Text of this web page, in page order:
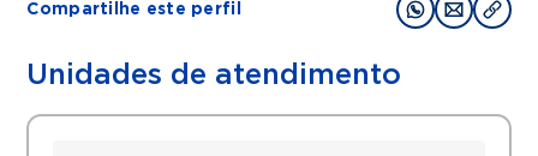
Compartilhe este perfil
Unidades de atendimento